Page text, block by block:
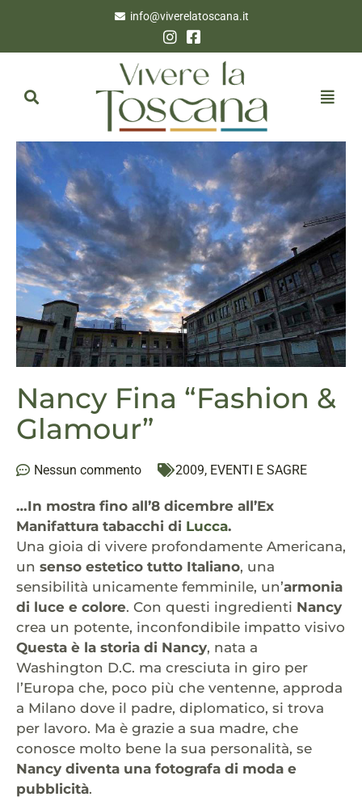
info@viverelatoscana.it
Nancy Fina “Fashion &
Glamour”
Nessun commento 2009, EVENTI E SAGRE
…In mostra fino all’8 dicembre all’Ex
Manifattura tabacchi di Lucca.
Una gioia di vivere profondamente Americana,
un senso estetico tutto Italiano, una
sensibilità unicamente femminile, un’armonia
di luce e colore. Con questi ingredienti Nancy
crea un potente, inconfondibile impatto visivo
Questa è la storia di Nancy, nata a
Washington D.C. ma cresciuta in giro per
l’Europa che, poco più che ventenne, approda
a Milano dove il padre, diplomatico, si trova
per lavoro. Ma è grazie a sua madre, che
conosce molto bene la sua personalità, se
Nancy diventa una fotografa di moda e
pubblicità.